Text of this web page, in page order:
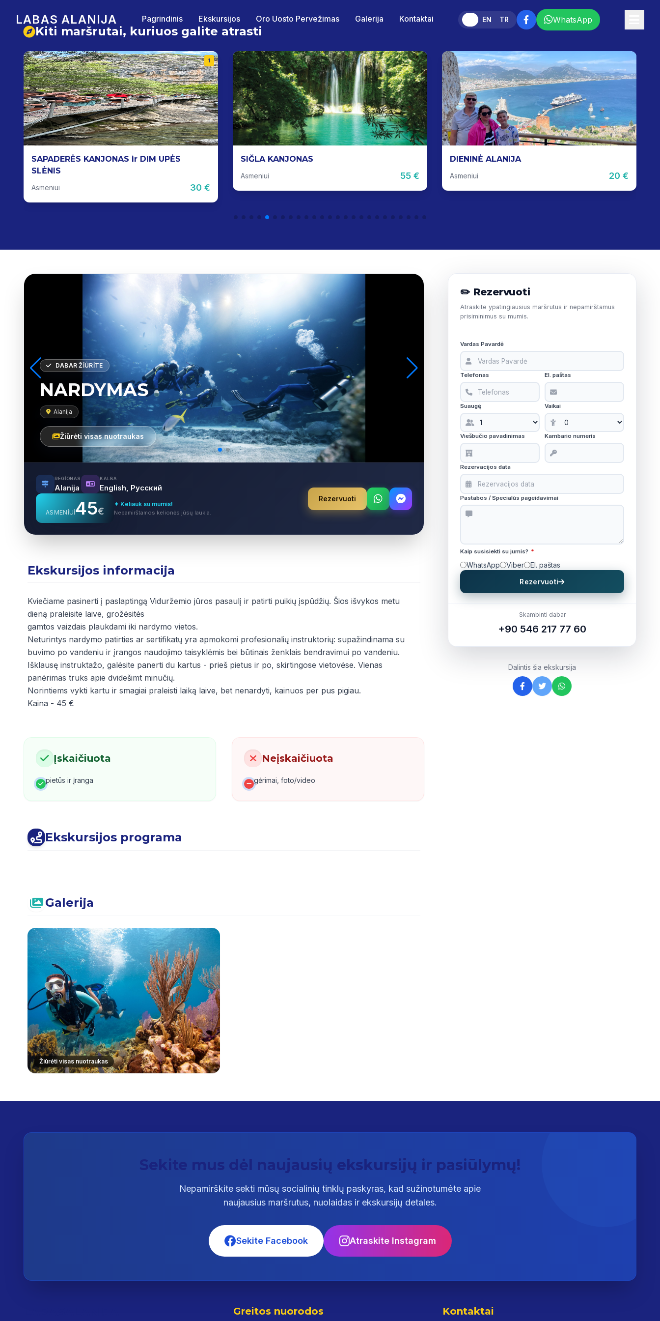
LABAS ALANIJA Pagrindinis Ekskursijos Oro Uosto Pervežimas Galerija Kontaktai EN TR WhatsApp
Kiti maršrutai, kuriuos galite atrasti
1
SAPADERĖS KANJONAS ir DIM UPĖS
SLĖNIS
Asmeniui 30 €
SIĞLA KANJONAS
Asmeniui 55 €
DIENINĖ ALANIJA
Asmeniui 20 €
DABAR ŽIŪRITE
NARDYMAS
Alanija
Žiūrėti visas nuotraukas
REGIONAS
Alanija
KALBA
English, Русский
ASMENIUI45€
✦ Keliauk su mumis!
Nepamirštamos kelionės jūsų laukia.
Rezervuoti
Ekskursijos informacija
Kviečiame pasinerti į paslaptingą Viduržemio jūros pasaulį ir patirti puikių įspūdžių. Šios išvykos metu
dieną praleisite laive, grožėsitės
gamtos vaizdais plaukdami iki nardymo vietos.
Neturintys nardymo patirties ar sertifikatų yra apmokomi profesionalių instruktorių: supažindinama su
buvimo po vandeniu ir įrangos naudojimo taisyklėmis bei būtinais ženklais bendravimui po vandeniu.
Išklausę instruktažo, galėsite panerti du kartus - prieš pietus ir po, skirtingose vietovėse. Vienas
panėrimas truks apie dvidešimt minučių.
Norintiems vykti kartu ir smagiai praleisti laiką laive, bet nenardyti, kainuos per pus pigiau.
Kaina - 45 €
Įskaičiuota
pietūs ir įranga
Neįskaičiuota
gėrimai, foto/video
Ekskursijos programa
Galerija
Žiūrėti visas nuotraukas
✏️ Rezervuoti
Atraskite ypatingiausius maršrutus ir nepamirštamus
prisiminimus su mumis.
Vardas Pavardė
Telefonas El. paštas
Suaugę Vaikai
Viešbučio pavadinimas Kambario numeris
Rezervacijos data
Pastabos / Specialūs pageidavimai
Kaip susisiekti su jumis? *
WhatsApp Viber
El. paštas
Rezervuoti
Skambinti dabar
+90 546 217 77 60
Dalintis šia ekskursija
Sekite mus dėl naujausių ekskursijų ir pasiūlymų!
Nepamirškite sekti mūsų socialinių tinklų paskyras, kad sužinotumėte apie
naujausius maršrutus, nuolaidas ir ekskursijų detales.
Sekite Facebook Atraskite Instagram
Greitos nuorodos Kontaktai